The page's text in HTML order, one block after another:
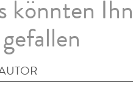
könnten
gefallen